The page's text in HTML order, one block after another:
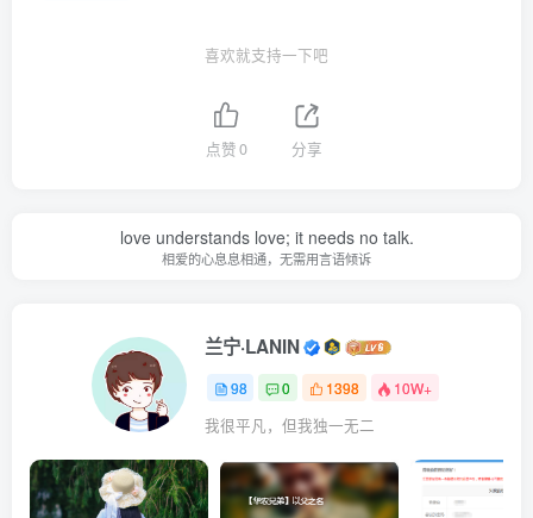
喜欢就支持一下吧
点赞0 分享
love understands love; it needs no talk.
相爱的心息息相通，无需用言语倾诉
兰宁·LANIN
98 0 1398 10W+
我很平凡，但我独一无二